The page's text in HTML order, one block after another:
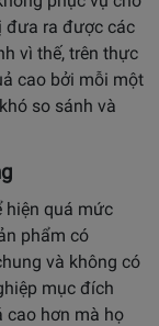
đưa ra được các
vì thế, trên thực
cao bởi mỗi một
so sánh và
hiện quá mức
phẩm có
và không có
mục đích
cao hơn mà họ